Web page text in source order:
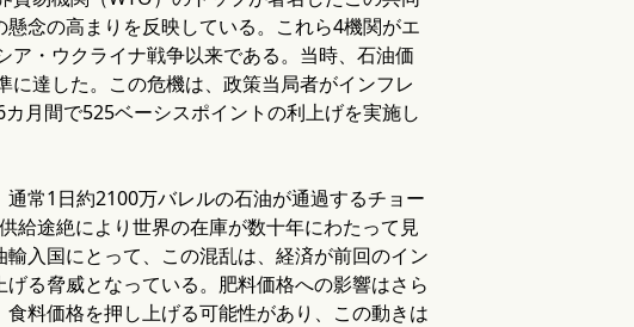
念の高まりを反映している。これら4機関がエ
・ウクライナ戦争以来である。当時、石油価
達した。この危機は、政策当局者がインフレ
月間で525ベーシスポイントの利上げを実施し
常1日約2100万バレルの石油が通過するチョー
給途絶により世界の在庫が数十年にわたって見
入国にとって、この混乱は、経済が前回のイン
る脅威となっている。肥料価格への影響はさら
料価格を押し上げる可能性があり、この動きは